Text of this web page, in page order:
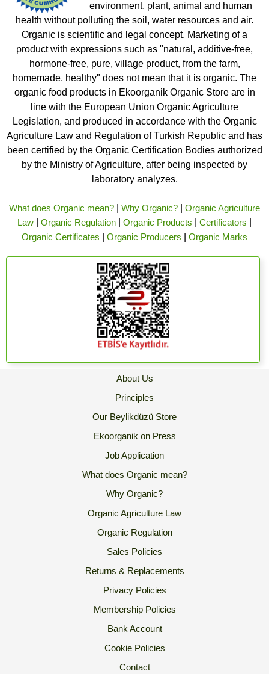
environment, plant, animal and human
health without polluting the soil, water resources and air.
Organic is scientific and legal concept. Marketing of a
product with expressions such as "natural, additive-free,
hormone-free, pure, village product, from the farm,
homemade, healthy" does not mean that it is organic. The
organic food products in Ekoorganik Organic Store are in
line with the European Union Organic Agriculture
Legislation, and produced in accordance with the Organic
Agriculture Law and Regulation of Turkish Republic and has
been certified by the Organic Certification Bodies authorized
by the Ministry of Agriculture, after being inspected by
laboratory analyzes.
What does Organic mean? Why Organic?
Organic Agriculture
Law
Organic Regulation Organic Products Certificators
Organic Certificates
Organic Producers Organic Marks
About Us
Principles
Our Beylikdüzü Store
Ekoorganik on Press
Job Application
What does Organic mean?
Why Organic?
Organic Agriculture Law
Organic Regulation
Sales Policies
Returns & Replacements
Privacy Policies
Membership Policies
Bank Account
Cookie Policies
Contact